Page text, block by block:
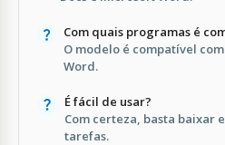
Com quais programas é
O modelo é compatível
Word.
É fácil de usar?
Com certeza, basta baixar
tarefas.